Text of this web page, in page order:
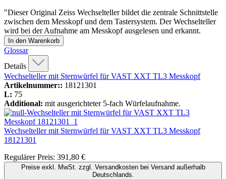
"Dieser Original Zeiss Wechselteller bildet die zentrale Schnittstelle
zwischen dem Messkopf und dem Tastersystem. Der Wechselteller
wird bei der Aufnahme am Messkopf ausgelesen und erkannt.
In den Warenkorb
Glossar
Details
Wechselteller mit Sternwürfel für VAST XXT TL3 Messkopf
Artikelnummer:: 18121301
L: 75
Additional: mit ausgerichteter 5-fach Würfelaufnahme.
Wechselteller mit Sternwürfel für VAST XXT TL3 Messkopf
18121301
Regulärer Preis: 391,80 €
Preise exkl. MwSt. zzgl. Versandkosten bei Versand außerhalb
Deutschlands.